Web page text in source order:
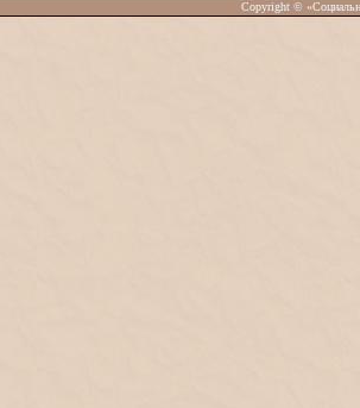
Copyright ©